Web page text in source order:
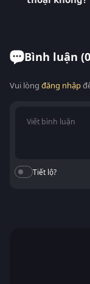
Quần Sịp
bảng,
xem được,
Bình luận (0
Vui lòng đăng nhập
Tiết lộ?